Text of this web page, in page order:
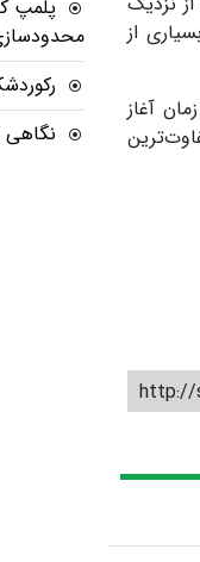
برای بسیاری از
آغاز
http://
پلمپ
نگاهی